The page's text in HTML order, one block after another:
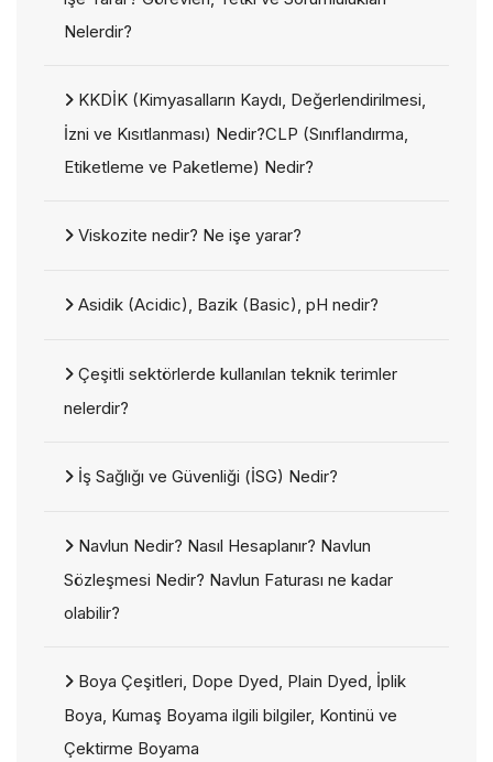
Nelerdir?
KKDİK (Kimyasalların Kaydı, Değerlendirilmesi,
İzni ve Kısıtlanması) Nedir?CLP (Sınıflandırma,
Etiketleme ve Paketleme) Nedir?
Viskozite nedir? Ne işe yarar?
Asidik (Acidic), Bazik (Basic), pH nedir?
Çeşitli sektörlerde kullanılan teknik terimler
nelerdir?
İş Sağlığı ve Güvenliği (İSG) Nedir?
Navlun Nedir? Nasıl Hesaplanır? Navlun
Sözleşmesi Nedir? Navlun Faturası ne kadar
olabilir?
Boya Çeşitleri, Dope Dyed, Plain Dyed, İplik
Boya, Kumaş Boyama ilgili bilgiler, Kontinü ve
Çektirme Boyama